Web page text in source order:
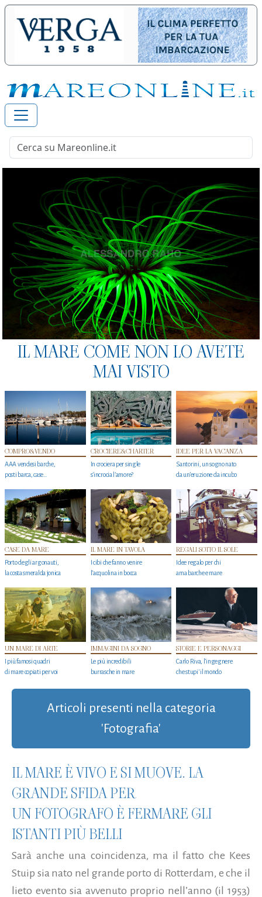
IL MARE COME NON LO AVETE
MAI VISTO
COMPRO&VENDO
AAA vendesi barche,
posti barca, case…
CROCIERE&CHARTER
In crociera per single
s'incrocia l’amore?
IDEE PER LA VACANZA
Santorini, un sogno nato
da un’eruzione da incubo
CASE DA MARE
Porto degli argonauti,
la costa smeralda jonica
IL MARE IN TAVOLA
I cibi che fanno venire
l’acquolina in bocca
REGALI SOTTO IL SOLE
Idee regalo per chi
ama barche e mare
UN MARE DI ARTE
I più famosi quadri
di mare copiati per voi
IMMAGINI DA SOGNO
Le più incredibili
burrasche in mare
STORIE E PERSONAGGI
Carlo Riva, l’ingegnere
che stupi' il mondo
Articoli presenti nella categoria
'Fotografia'
IL MARE È VIVO E SI MUOVE. LA
GRANDE SFIDA PER
UN FOTOGRAFO È FERMARE GLI
ISTANTI PIÙ BELLI
Sarà anche una coincidenza, ma il fatto che Kees
Stuip sia nato nel grande porto di Rotterdam, e che il
lieto evento sia avvenuto proprio nell’anno (il 1953)